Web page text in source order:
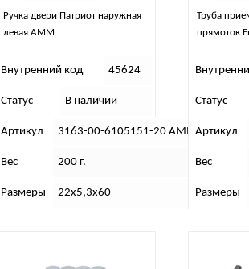
Ручка двери Патриот наружная
левая АММ
Внутренний код 45624
Статус В наличии
Артикул 3163-00-6105151-20 АММ
Вес 200 г.
Размеры 22х5,3х60
Труба
прямоток
Статус
Артикул
Вес
Размеры